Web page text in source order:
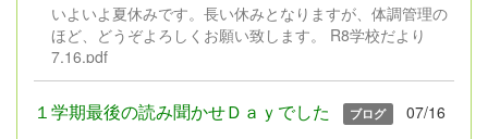
動しながら学び続ける力が求められていま
す。 そこで本校では、工作や理科の研究に
限定するのではなく、子どもたち一人一人が
「やってみたい」「もっと知りたい」「でき
るようになりたい」と思うことに挑戦する機
いよいよ夏休みです。長い休みとなりますが、体調管理の
ほど、どうぞよろしくお願い致します。 R8学校だより
7.16.pdf
１学期最後の読み聞かせＤａｙでした ブログ 07/16